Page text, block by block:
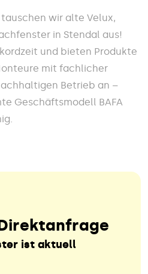
wir alte Velux,
in Stendal aus!
und bieten Produkte
mit fachlicher
Betrieb an –
Geschäftsmodell BAFA
ist aktuell